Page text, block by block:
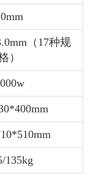
（17种规
）
135kg